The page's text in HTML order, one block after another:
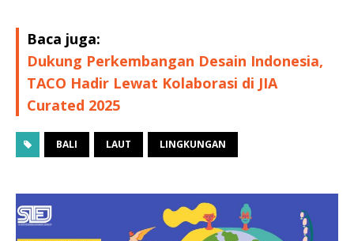
Baca juga:
Dukung Perkembangan Desain Indonesia,
TACO Hadir Lewat Kolaborasi di JIA
Curated 2025
BALI LAUT LINGKUNGAN